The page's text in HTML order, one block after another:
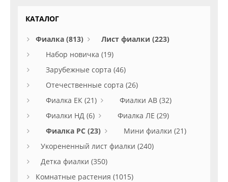
КАТАЛОГ
Фиалка (813)
Лист фиалки (223)
Набор новичка (19)
Зарубежные сорта (46)
Отечественные сорта (26)
Фиалка ЕК (21)
Фиалки АВ (32)
Фиалки НД (6)
Фиалка ЛЕ (29)
Фиалка РС (23)
Мини фиалки (21)
Укорененный лист фиалки (240)
Детка фиалки (350)
Комнатные растения (1015)